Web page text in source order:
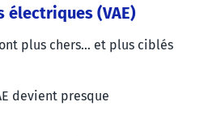
électriques (VAE)
plus chers… et plus ciblés
devient presque